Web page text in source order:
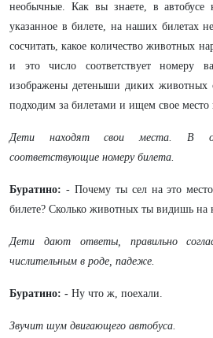
необычные. Как вы знаете, в автобусе
указанное в билете, на наших билетах
сосчитать, какое количество животных
и это число соответствует номеру
изображены детеныши диких животных
подходим за билетами и ищем свое место
Дети находят свои места. В
соответствующие номеру билета.
Буратино: - Почему ты сел на это
билете? Сколько животных ты видишь на
Дети дают ответы, правильно
числительным в роде, падеже.
Буратино: - Ну что ж, поехали.
Звучит шум двигающего автобуса.